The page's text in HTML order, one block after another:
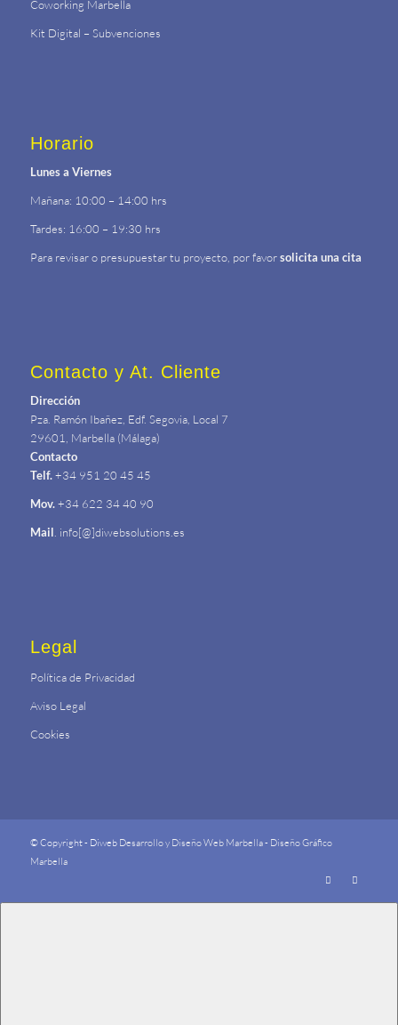
Coworking Marbella
Kit Digital – Subvenciones
Horario
Lunes a Viernes
Mañana: 10:00 – 14:00 hrs
Tardes: 16:00 – 19:30 hrs
Para revisar o presupuestar tu proyecto, por favorsolicita una cita
Contacto y At. Cliente
Dirección
Pza. Ramón Ibañez, Edf. Segovia, Local 7
29601, Marbella (Málaga)
Contacto
Telf. +34 951 20 45 45
Mov. +34 622 34 40 90
Mail. info[@]diwebsolutions.es
Legal
Política de Privacidad
Aviso Legal
Cookies
© Copyright - Diweb Desarrollo y Diseño Web Marbella- Diseño Gráfico
Marbella